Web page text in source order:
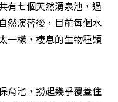
有七個天然湧泉池，過
然演替後，目前每個水
一樣，棲息的生物種類
育池，撈起幾乎覆蓋住